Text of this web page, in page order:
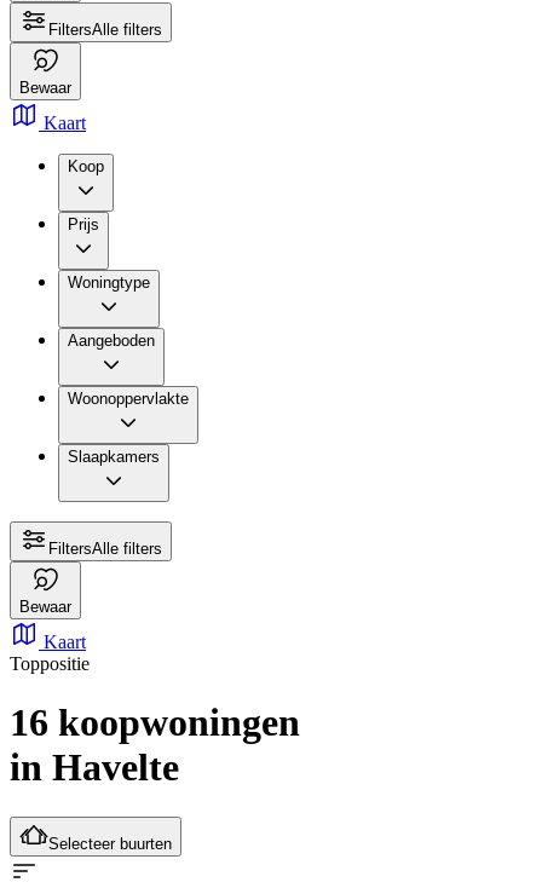
FiltersAlle filters
Bewaar
Kaart
Koop
Prijs
Woningtype
Aangeboden
Woonoppervlakte
Slaapkamers
FiltersAlle filters
Bewaar
Kaart
Toppositie
16 koopwoningen
in Havelte
Selecteer buurten